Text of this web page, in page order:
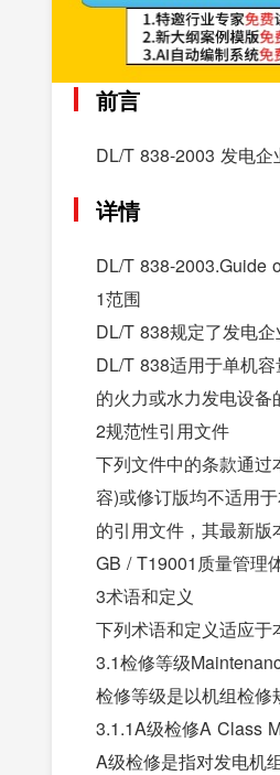
前言
DL/T 838-2003 发电企
详情
DL/T 838-2003.Guide
1范围
DL/T 838规定了发电
DL/T 838适用于单机
的火力或水力发电设备
2规范性引用文件
下列文件中的条款通
容)或修订版均不适用
的引用文件，其最新版
GB / T19001质量管理
3术语和定义
下列术语和定义适应于
3.1检修等级
检修等级是以机组检修
3.1.1A级检修A Class
A级检修是指对发电机